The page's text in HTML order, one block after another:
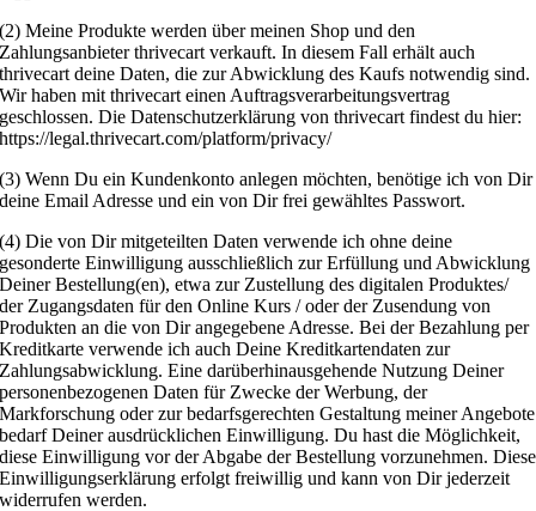
(2) Meine Produkte werden über meinen Shop und den
Zahlungsanbieter thrivecart verkauft. In diesem Fall erhält auch
thrivecart deine Daten, die zur Abwicklung des Kaufs notwendig sind.
Wir haben mit thrivecart einen Auftragsverarbeitungsvertrag
geschlossen. Die Datenschutzerklärung von thrivecart findest du hier:
https://legal.thrivecart.com/platform/privacy/
(3) Wenn Du ein Kundenkonto anlegen möchten, benötige ich von Dir
deine Email Adresse und ein von Dir frei gewähltes Passwort.
(4) Die von Dir mitgeteilten Daten verwende ich ohne deine
gesonderte Einwilligung ausschließlich zur Erfüllung und Abwicklung
Deiner Bestellung(en), etwa zur Zustellung des digitalen Produktes/
der Zugangsdaten für den Online Kurs / oder der Zusendung von
Produkten an die von Dir angegebene Adresse. Bei der Bezahlung per
Kreditkarte verwende ich auch Deine Kreditkartendaten zur
Zahlungsabwicklung. Eine darüberhinausgehende Nutzung Deiner
personenbezogenen Daten für Zwecke der Werbung, der
Markforschung oder zur bedarfsgerechten Gestaltung meiner Angebote
bedarf Deiner ausdrücklichen Einwilligung. Du hast die Möglichkeit,
diese Einwilligung vor der Abgabe der Bestellung vorzunehmen. Diese
Einwilligungserklärung erfolgt freiwillig und kann von Dir jederzeit
widerrufen werden.